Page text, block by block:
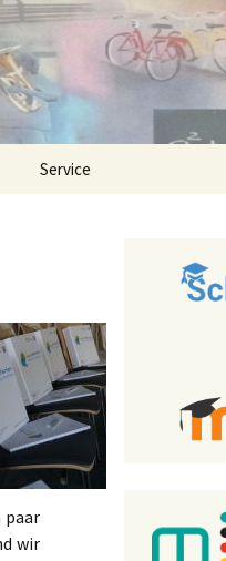
Service
paar
wir